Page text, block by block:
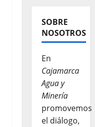
SOBRE
NOSOTROS
En
Cajamarca
Agua y
Minería
promovemos
el diálogo,